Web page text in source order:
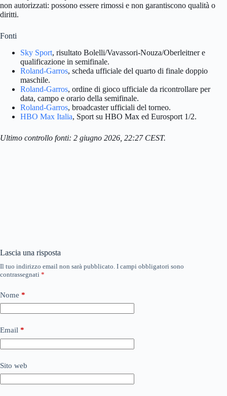
non autorizzati: possono essere rimossi e non garantiscono qualità o
diritti.
Fonti
Sky Sport, risultato Bolelli/Vavassori-Nouza/Oberleitner e
qualificazione in semifinale.
Roland-Garros, scheda ufficiale del quarto di finale doppio
maschile.
Roland-Garros, ordine di gioco ufficiale da ricontrollare per
data, campo e orario della semifinale.
Roland-Garros, broadcaster ufficiali del torneo.
HBO Max Italia, Sport su HBO Max ed Eurosport 1/2.
Ultimo controllo fonti: 2 giugno 2026, 22:27 CEST.
Lascia una risposta
Il tuo indirizzo email non sarà pubblicato. I campi obbligatori sono
contrassegnati *
Nome *
Email *
Sito web